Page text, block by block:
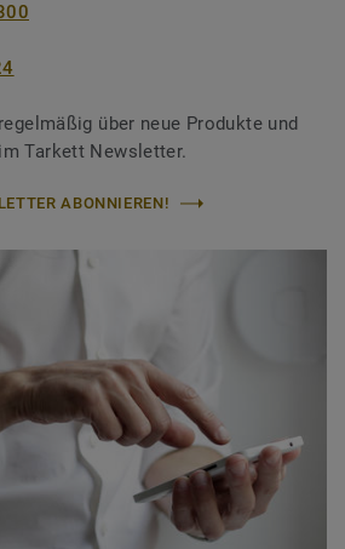
über neue Produkte und
Tarkett Newsletter.
ABONNIEREN!